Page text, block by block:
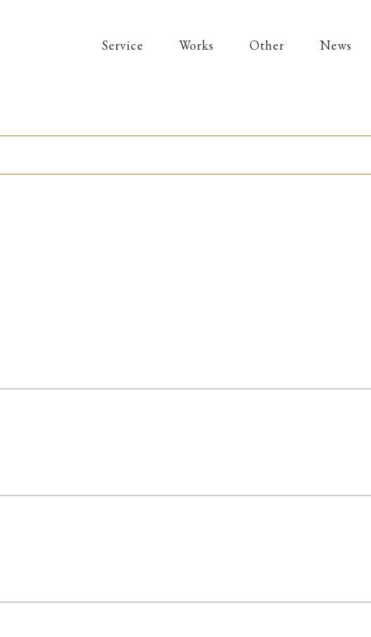
Service Works Other News